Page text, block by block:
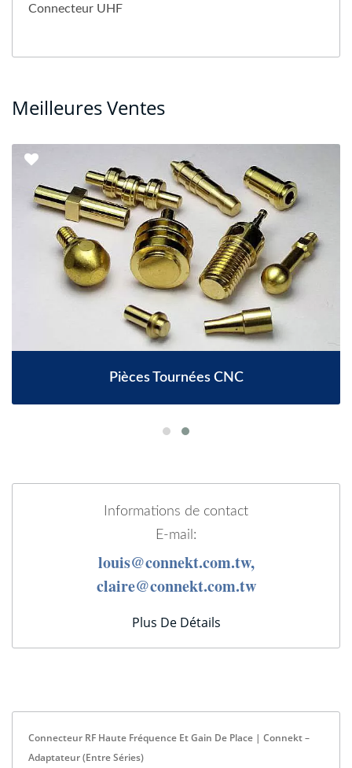
Connecteur UHF
Meilleures Ventes
Pièces Tournées CNC
Informations de contact
E-mail:
louis@connekt.com.tw,
claire@connekt.com.tw
Plus De Détails
Connecteur RF Haute Fréquence Et Gain De Place | Connekt –
Adaptateur (entre Séries)